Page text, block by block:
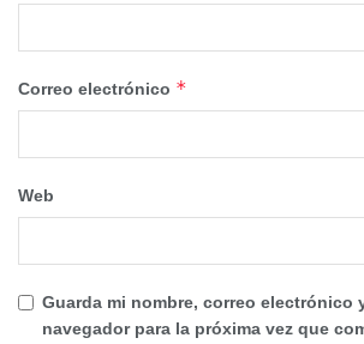
Correo electrónico *
Web
Guarda mi nombre, correo electrónico
navegador para la próxima vez que